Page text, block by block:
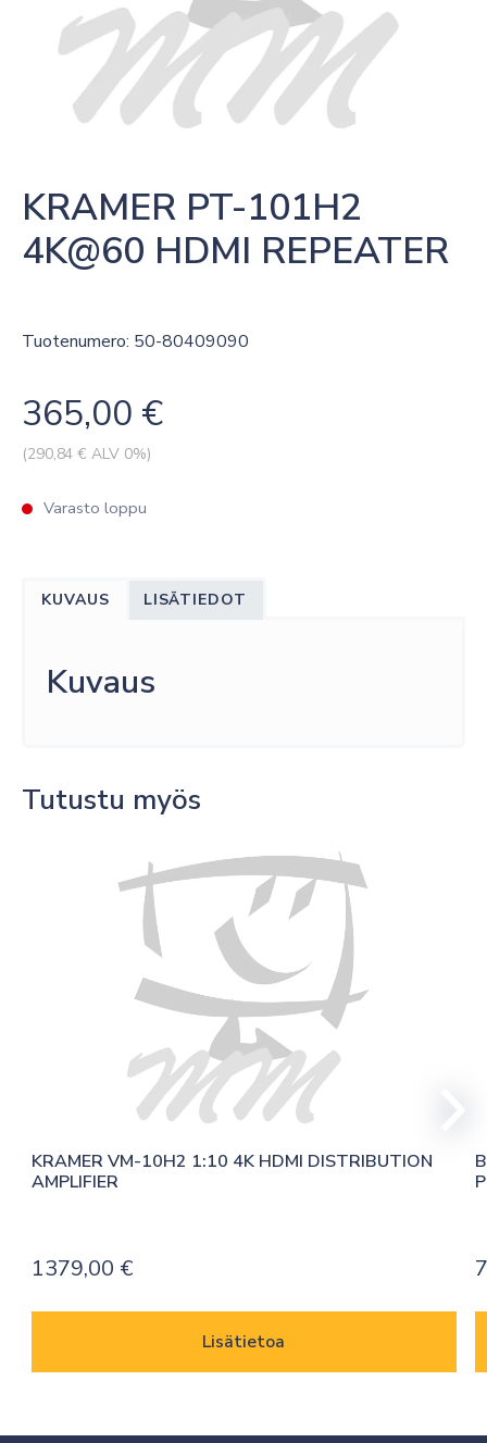
KRAMER PT-101H2
4K@60 HDMI REPEATER
Tuotenumero: 50-80409090
365,00 €
(290,84 € ALV 0%)
Varasto loppu
KUVAUS LISÄTIEDOT
Kuvaus
Tutustu myös
KRAMER VM-10H2 1:10 4K HDMI DISTRIBUTION
AMPLIFIER
1379,00 €
Lisätietoa